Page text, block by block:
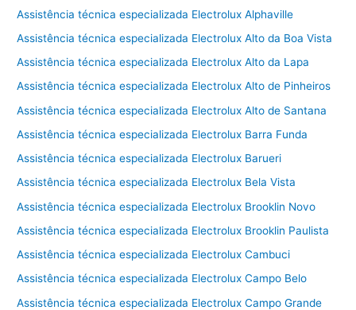
Assistência técnica especializada Electrolux Alphaville
Assistência técnica especializada Electrolux Alto da Boa Vista
Assistência técnica especializada Electrolux Alto da Lapa
Assistência técnica especializada Electrolux Alto de Pinheiros
Assistência técnica especializada Electrolux Alto de Santana
Assistência técnica especializada Electrolux Barra Funda
Assistência técnica especializada Electrolux Barueri
Assistência técnica especializada Electrolux Bela Vista
Assistência técnica especializada Electrolux Brooklin Novo
Assistência técnica especializada Electrolux Brooklin Paulista
Assistência técnica especializada Electrolux Cambuci
Assistência técnica especializada Electrolux Campo Belo
Assistência técnica especializada Electrolux Campo Grande